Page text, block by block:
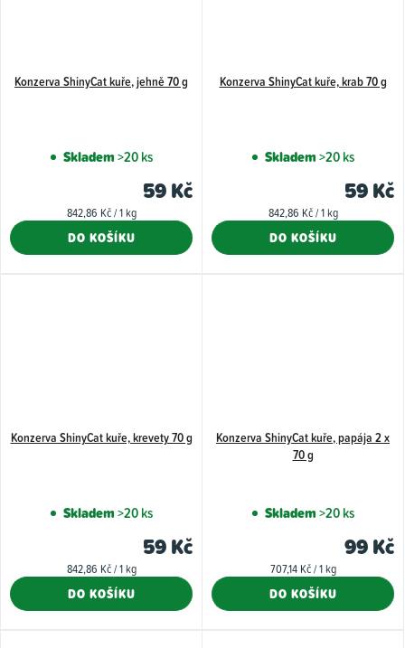
Konzerva ShinyCat kuře, jehně 70 g
Skladem>20 ks
59 Kč
Měrná
842,86 Kč / 1 kg
DO KOŠÍKU
Konzerva ShinyCat kuře, krab 70 g
Skladem>20 ks
59 Kč
Měrná
842,86 Kč / 1 kg
DO KOŠÍKU
Konzerva ShinyCat kuře, krevety 70 g
Skladem>20 ks
59 Kč
Měrná
842,86 Kč / 1 kg
DO KOŠÍKU
Konzerva ShinyCat kuře, papája 2 x
70 g
Skladem>20 ks
99 Kč
Měrná
707,14 Kč / 1 kg
DO KOŠÍKU